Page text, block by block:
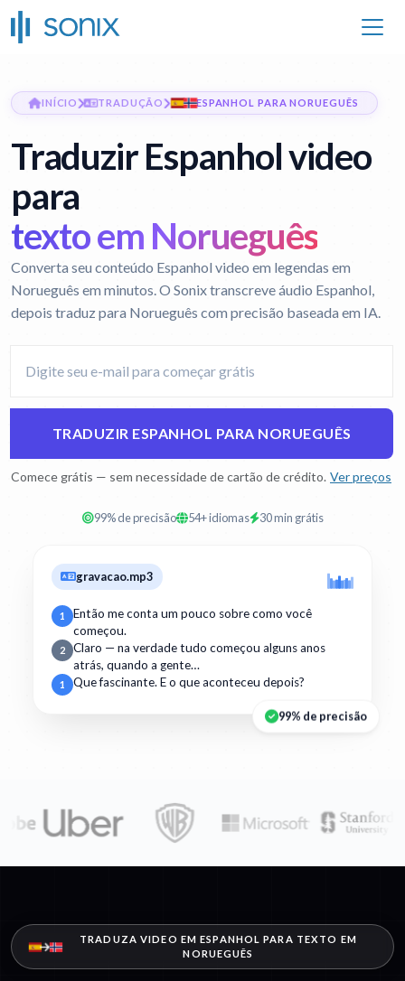
INÍCIO TRADUÇÃO ESPANHOL PARA NORUEGUÊS
Traduzir Espanhol video
para
texto em Norueguês
Converta seu conteúdo Espanhol video em legendas em
Norueguês em minutos. O Sonix transcreve áudio Espanhol,
depois traduz para Norueguês com precisão baseada em IA.
TRADUZIR ESPANHOL PARA NORUEGUÊS
Comece grátis — sem necessidade de cartão de crédito. Ver preços
99% de precisão 54+ idiomas 30 min grátis
gravacao.mp3
1
Então me conta um pouco sobre como você
começou.
2
Claro — na verdade tudo começou alguns anos
atrás, quando a gente…
1 Que fascinante. E o que aconteceu depois?
99% de precisão
TRADUZA VIDEO EM ESPANHOL PARA TEXTO EM
NORUEGUÊS